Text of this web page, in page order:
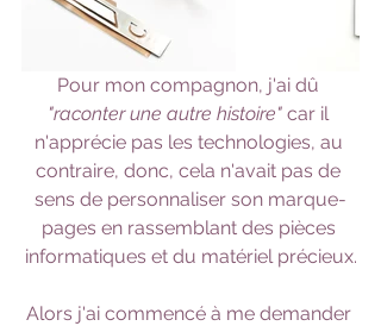
Pour mon compagnon, j'ai dû
"raconter une autre histoire" car il
n'apprécie pas les technologies, au
contraire, donc, cela n'avait pas de
sens de personnaliser son marque-
pages en rassemblant des pièces
informatiques et du matériel précieux.
Alors j'ai commencé à me demander